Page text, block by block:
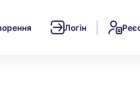
Логін